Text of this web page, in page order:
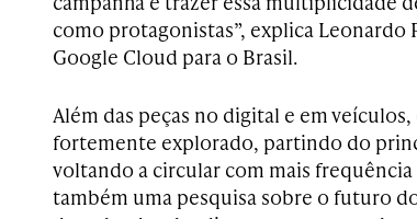
como protagonistas”, explica
Google Cloud para o Brasil.
Além das peças no digital e em
fortemente explorado, partindo do
voltando a circular com mais frequência
também uma pesquisa sobre o futuro